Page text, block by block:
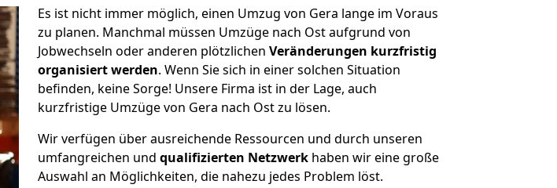
Es ist nicht immer möglich, einen Umzug von Gera lange im Voraus
zu planen. Manchmal müssen Umzüge nach Ost aufgrund von
Jobwechseln oder anderen plötzlichen Veränderungen kurzfristig
organisiert werden. Wenn Sie sich in einer solchen Situation
befinden, keine Sorge! Unsere Firma ist in der Lage, auch
kurzfristige Umzüge von Gera nach Ost zu lösen.
Wir verfügen über ausreichende Ressourcen und durch unseren
umfangreichen und qualifizierten Netzwerk haben wir eine große
Auswahl an Möglichkeiten, die nahezu jedes Problem löst.